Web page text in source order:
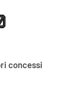
concessi